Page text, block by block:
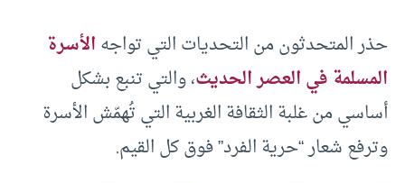
حذر المتحدثون من التحديات التي تواجهالأسرة
المسلمة في العصر الحديث، والتي تنبع بشكل
أساسي من غلبة الثقافة الغربية التي تُهمّش الأسرة
وترفع شعار “حرية الفرد” فوق كل القيم.